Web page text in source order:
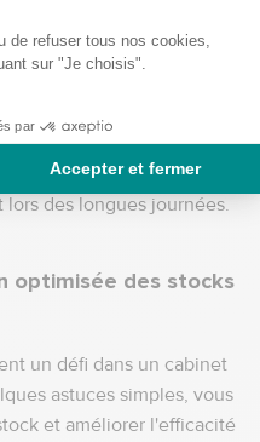
à en commander de
pour vos
mobilier ergonomique
est essentiel pour des
des longues journées.
optimisée des stocks
un défi dans un cabinet
astuces simples, vous
et améliorer l'efficacité